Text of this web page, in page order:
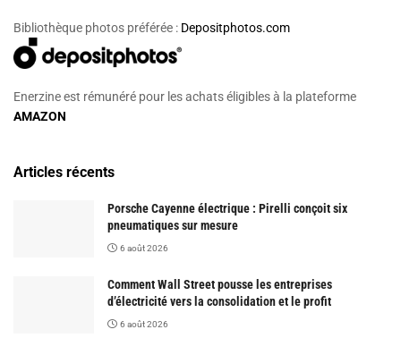
Bibliothèque photos préférée : Depositphotos.com
Enerzine est rémunéré pour les achats éligibles à la plateforme
AMAZON
Articles récents
Porsche Cayenne électrique : Pirelli conçoit six
pneumatiques sur mesure
6 août 2026
Comment Wall Street pousse les entreprises
d’électricité vers la consolidation et le profit
6 août 2026